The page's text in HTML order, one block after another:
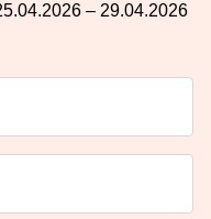
– 29.04.2026